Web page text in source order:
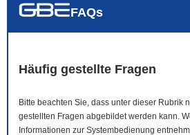
auch in allen Texten suchen
FAQs
Häufig gestellte Fragen
Bitte beachten Sie, dass unter dieser Rubrik
gestellten Fragen abgebildet werden kann.
Informationen zur Systembedienung